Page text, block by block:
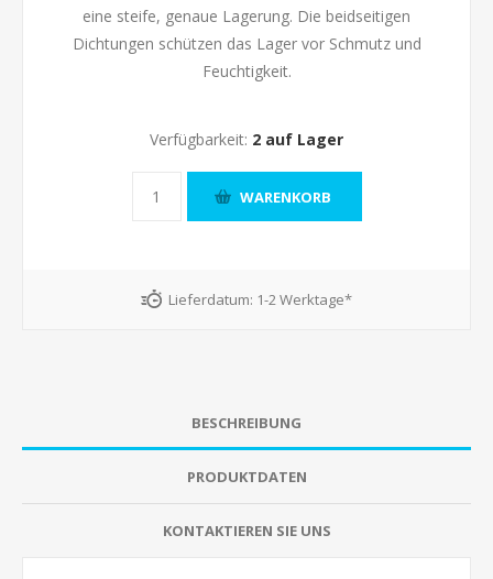
eine steife, genaue Lagerung. Die beidseitigen
Dichtungen schützen das Lager vor Schmutz und
Feuchtigkeit.
Verfügbarkeit: 2 auf Lager
Lieferdatum: 1-2 Werktage*
BESCHREIBUNG
PRODUKTDATEN
KONTAKTIEREN SIE UNS